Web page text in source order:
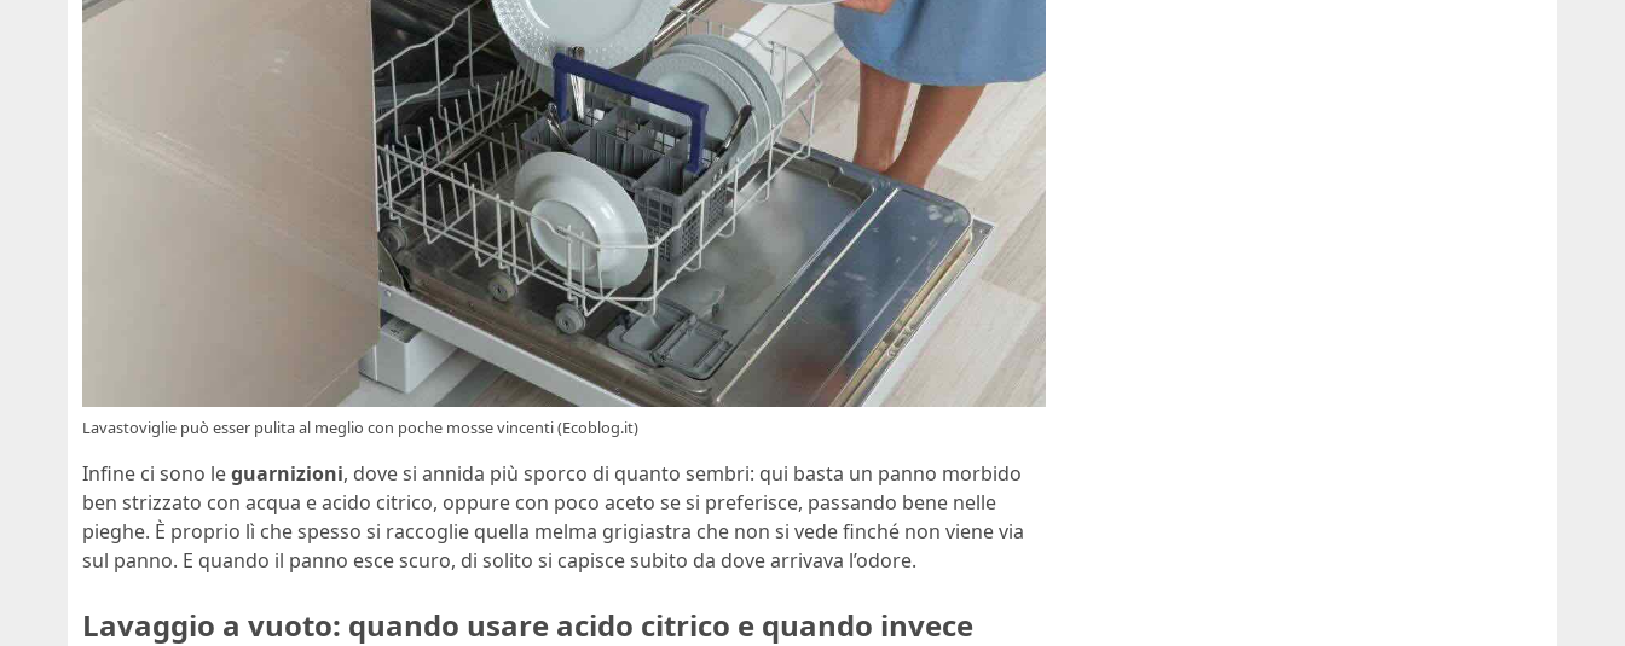
Lavastoviglie può esser pulita al meglio con poche mosse vincenti (Ecoblog.it)
Infine ci sono leguarnizioni, dove si annida più sporco di quanto sembri: qui basta un panno morbido
ben strizzato con acqua e acido citrico, oppure con poco aceto se si preferisce, passando bene nelle
pieghe. È proprio lì che spesso si raccoglie quella melma grigiastra che non si vede finché non viene via
sul panno. E quando il panno esce scuro, di solito si capisce subito da dove arrivava l’odore.
Lavaggio a vuoto: quando usare acido citrico e quando invece